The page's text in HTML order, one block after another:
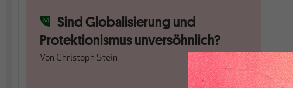
Sind Globalisierung und
Protektionismus unversöhnlich?
Von Christoph Stein